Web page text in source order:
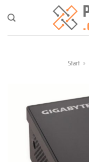
Inhalt
springen
Start »